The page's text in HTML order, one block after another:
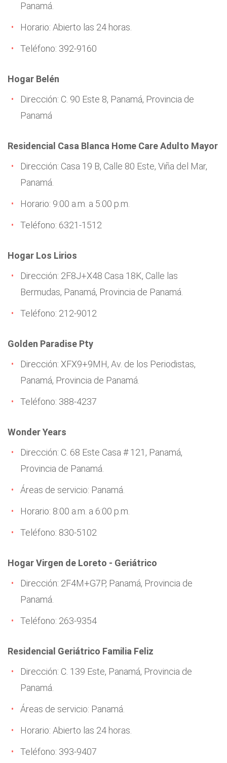
Panamá.
Horario: Abierto las 24 horas.
Teléfono: 392-9160
Hogar Belén
Dirección: C. 90 Este 8, Panamá, Provincia de
Panamá
Residencial Casa Blanca Home Care Adulto Mayor
Dirección: Casa 19 B, Calle 80 Este, Viña del Mar,
Panamá.
Horario: 9:00 a.m. a 5:00 p.m.
Teléfono: 6321-1512
Hogar Los Lirios
Dirección: 2F8J+X48 Casa 18K, Calle las
Bermudas, Panamá, Provincia de Panamá.
Teléfono: 212-9012
Golden Paradise Pty
Dirección: XFX9+9MH, Av. de los Periodistas,
Panamá, Provincia de Panamá.
Teléfono: 388-4237
Wonder Years
Dirección: C. 68 Este Casa # 121, Panamá,
Provincia de Panamá.
Áreas de servicio: Panamá.
Horario: 8:00 a.m. a 6:00 p.m.
Teléfono: 830-5102
Hogar Virgen de Loreto - Geriátrico
Dirección: 2F4M+G7P, Panamá, Provincia de
Panamá.
Teléfono: 263-9354
Residencial Geriátrico Familia Feliz
Dirección: C. 139 Este, Panamá, Provincia de
Panamá.
Áreas de servicio: Panamá.
Horario: Abierto las 24 horas.
Teléfono: 393-9407